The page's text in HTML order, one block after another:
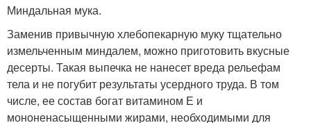
Миндальная мука.
Заменив привычную хлебопекарную муку тщательно
измельченным миндалем, можно приготовить вкусные
десерты. Такая выпечка не нанесет вреда рельефам
тела и не погубит результаты усердного труда. В том
числе, ее состав богат витамином Е и
мононенасыщенными жирами, необходимыми для